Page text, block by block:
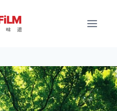
味 道